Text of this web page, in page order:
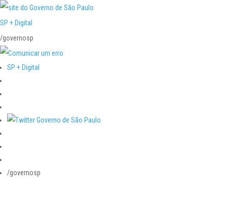
SP + Digital
/governosp
SP + Digital
/governosp